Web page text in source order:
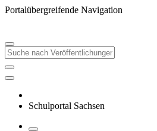
Portalübergreifende Navigation
Schulportal Sachsen